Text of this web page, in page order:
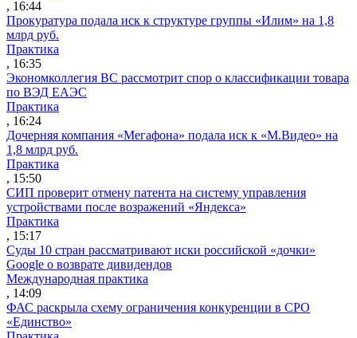
, 16:44
Прокуратура подала иск к структуре группы «Илим» на 1,8
млрд руб.
Практика
, 16:35
Экономколлегия ВС рассмотрит спор о классификации товара
по ВЭД ЕАЭС
Практика
, 16:24
Дочерняя компания «Мегафона» подала иск к «М.Видео» на
1,8 млрд руб.
Практика
, 15:50
СИП проверит отмену патента на систему управления
устройствами после возражений «Яндекса»
Практика
, 15:17
Суды 10 стран рассматривают иски российской «дочки»
Google о возврате дивидендов
Международная практика
, 14:09
ФАС раскрыла схему ограничения конкуренции в СРО
«Единство»